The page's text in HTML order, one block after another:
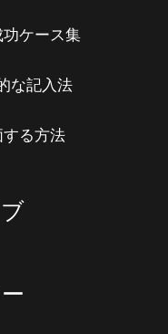
ケース集
な記入法
る方法